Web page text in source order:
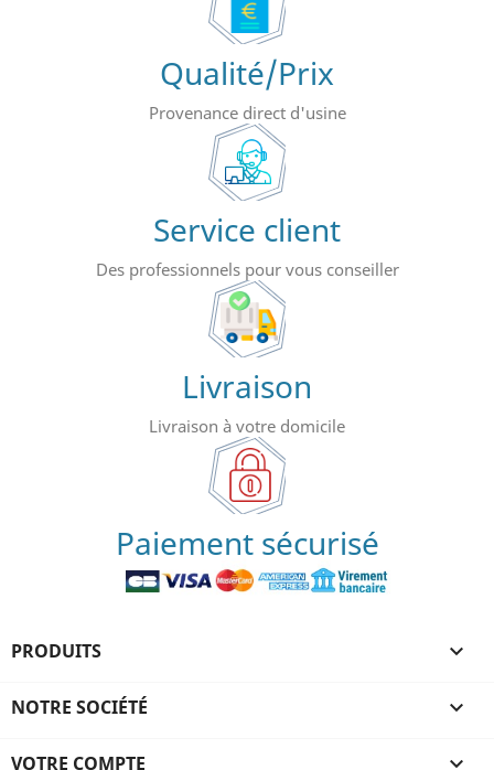
Qualité/Prix
Provenance direct d'usine
Service client
Des professionnels pour vous conseiller
Livraison
Livraison à votre domicile
Paiement sécurisé
PRODUITS 
NOTRE SOCIÉTÉ 
VOTRE COMPTE